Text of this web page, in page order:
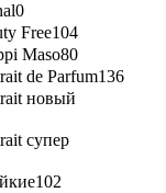
0
Free104
Maso80
de Parfum136
новый
супер
102